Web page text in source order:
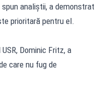
analiștii, a demonstrat
prioritară pentru el.
Dominic Fritz, a
care nu fug de